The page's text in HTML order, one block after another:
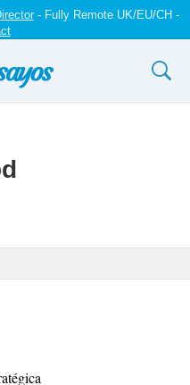
- Fully Remote UK/EU/CH -